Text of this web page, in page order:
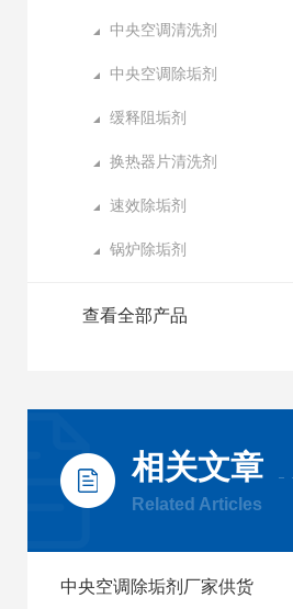
中央空调清洗剂
中央空调除垢剂
缓释阻垢剂
换热器片清洗剂
速效除垢剂
锅炉除垢剂
查看全部产品
相关文章
Related Articles
中央空调除垢剂厂家供货